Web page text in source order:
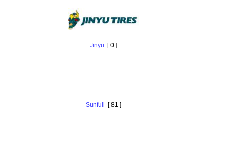
Jinyu [ 0 ]
Sunfull [ 81 ]